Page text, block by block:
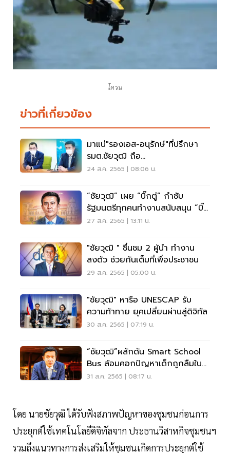
โดรน
ข่าวที่เกี่ยวข้อง
มาแน่"รองเอส-อนุรักษ์"ที่ปรึกษา
รมต.ชัยวุฒิ ถือ
ตั๋ว"พปชร."ชิงส.ส.เขต4ตาก
24 ส.ค. 2565 | 08:06 น.
“ชัยวุฒิ” เผย “บิ๊กตู่” กำชับ
รัฐมนตรีทุกคนทำงานสนับสนุน “บิ๊ก
ป้อม”
27 ส.ค. 2565 | 13:11 น.
"ชัยวุฒิ " ชื่นชม 2 ผู้นำ ทำงาน
ลงตัว ช่วยกันเต็มที่เพื่อประชาชน
29 ส.ค. 2565 | 05:00 น.
"ชัยวุฒิ" หารือ UNESCAP รับ
ความท้าทาย ยุคเปลี่ยนผ่านสู่ดิจิทัล
30 ส.ค. 2565 | 07:19 น.
“ชัยวุฒิ”ผลักดัน Smart School
Bus ล้อมคอกปัญหาเด็กถูกลืมใน
รถโรงเรียน
31 ส.ค. 2565 | 08:17 น.
โดย นายชัยวุฒิ ได้รับฟังสภาพปัญหาของชุมชนก่อนการ
ประยุกต์ใช้เทคโนโลยีดิจิทัลจาก ประธานวิสาหกิจชุมชนฯ
รวมถึงแนวทางการส่งเสริมให้ชุมชนเกิดการประยุกต์ใช้